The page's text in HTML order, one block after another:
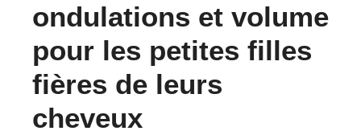
ondulations et volume
pour les petites filles
fières de leurs
cheveux